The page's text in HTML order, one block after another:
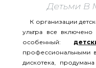
Детьми В
К организации
ультра все включено
особенный:
профессиональными
дискотека,